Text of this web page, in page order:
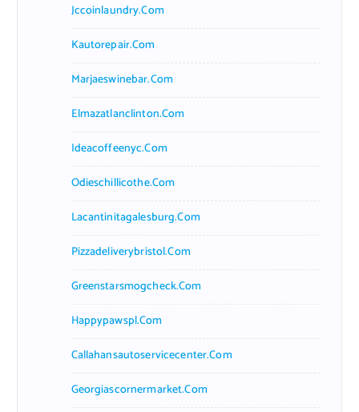
Jccoinlaundry.com
Kautorepair.com
Marjaeswinebar.com
Elmazatlanclinton.com
Ideacoffeenyc.com
Odieschillicothe.com
Lacantinitagalesburg.com
Pizzadeliverybristol.com
Greenstarsmogcheck.com
Happypawspl.com
Callahansautoservicecenter.com
Georgiascornermarket.com